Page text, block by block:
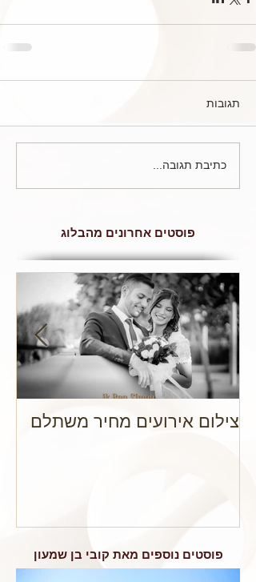
תגובות
כתיבת תגובה...
פוסטים אחרונים מהבלוג
צילום אירועים מחיר משתלם
פוסטים נוספים מאת קובי בן שמעון